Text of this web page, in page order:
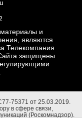
и
являются
Телекомпания
защищены
75371 от 25.03.2019.
в сфере связи,
(Роскомнадзор).